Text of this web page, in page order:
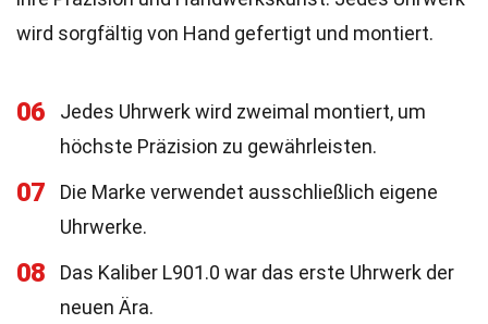
wird sorgfältig von Hand gefertigt und montiert.
06
Jedes Uhrwerk wird zweimal montiert, um
höchste Präzision zu gewährleisten.
07
Die Marke verwendet ausschließlich eigene
Uhrwerke.
08
Das Kaliber L901.0 war das erste Uhrwerk der
neuen Ära.